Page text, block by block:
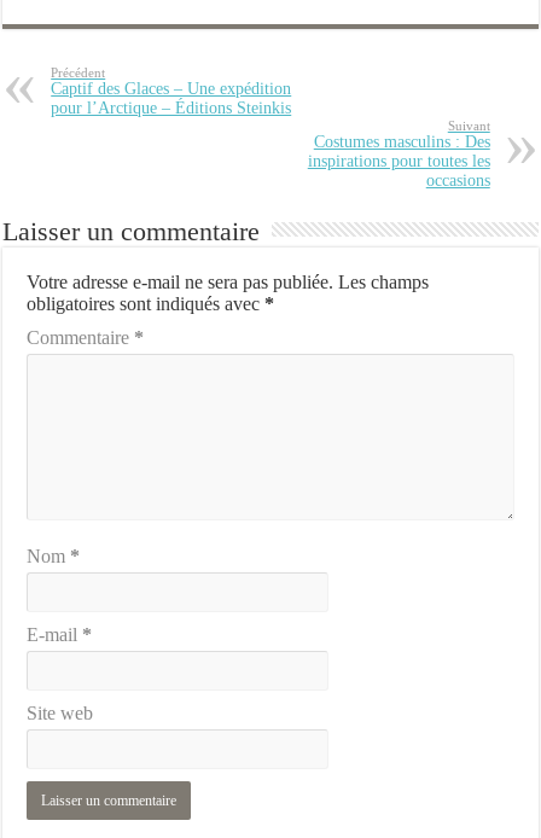
Précédent
Captif des Glaces – Une expédition
pour l’Arctique – Éditions Steinkis
Suivant
Costumes masculins : Des
inspirations pour toutes les
occasions
Laisser un commentaire
Votre adresse e-mail ne sera pas publiée. Les champs
obligatoires sont indiqués avec *
Commentaire *
Nom *
E-mail *
Site web